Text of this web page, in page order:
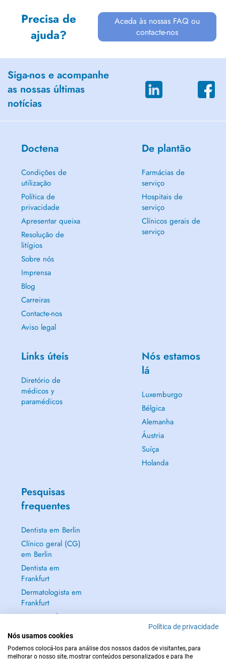
Precisa de
ajuda?
Aceda às nossas FAQ ou
contacte-nos
Siga-nos e acompanhe
as nossas últimas
notícias
Doctena
Condições de
utilização
Política de
privacidade
Apresentar queixa
Resolução de
litígios
Sobre nós
Imprensa
Blog
Carreiras
Contacte-nos
Aviso legal
De plantão
Farmácias de
serviço
Hospitais de
serviço
Clínicos gerais de
serviço
Links úteis
Diretório de
médicos y
paramédicos
Nós estamos
lá
Luxemburgo
Bélgica
Alemanha
Áustria
Suíça
Holanda
Pesquisas
frequentes
Dentista em Berlin
Clínico geral (CG)
em Berlin
Dentista em
Frankfurt
Dermatologista em
Frankfurt
Mostrar tudo →
Política de privacidade
Nós usamos cookies
Podemos colocá-los para análise dos nossos dados de visitantes, para
melhorar o nosso site, mostrar conteúdos personalizados e para lhe